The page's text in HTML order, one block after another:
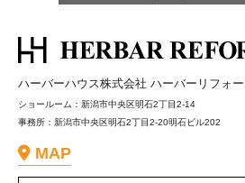
ハーバーハウス株式会社 ハーバーリフォ
ショールーム：新潟市中央区明石2丁目2-14
事務所：新潟市中央区明石2丁目2-20明石ビル202
MAP